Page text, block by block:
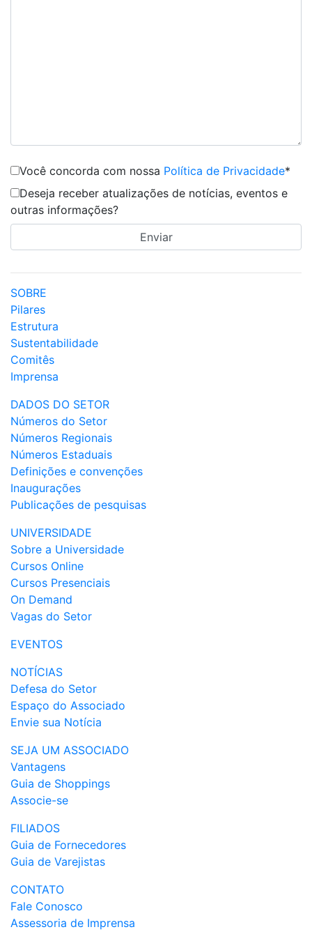
Você concorda com nossa Política de Privacidade*
Deseja receber atualizações de notícias, eventos e
outras informações?
SOBRE
Pilares
Estrutura
Sustentabilidade
Comitês
Imprensa
DADOS DO SETOR
Números do Setor
Números Regionais
Números Estaduais
Definições e convenções
Inaugurações
Publicações de pesquisas
UNIVERSIDADE
Sobre a Universidade
Cursos Online
Cursos Presenciais
On Demand
Vagas do Setor
EVENTOS
NOTÍCIAS
Defesa do Setor
Espaço do Associado
Envie sua Notícia
SEJA UM ASSOCIADO
Vantagens
Guia de Shoppings
Associe-se
FILIADOS
Guia de Fornecedores
Guia de Varejistas
CONTATO
Fale Conosco
Assessoria de Imprensa